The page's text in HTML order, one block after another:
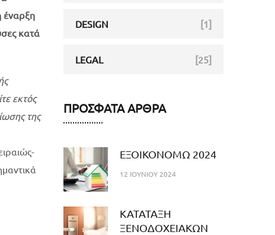
έναρξη
κατά
εκτός
της
DESIGN [1]
LEGAL [25]
ΠΡΌΣΦΑΤΑ ΆΡΘΡΑ
ΕΞΟΙΚΟΝΟΜΩ 2024
12 ΙΟΥΝΊΟΥ 2024
ΚΑΤΑΤΑΞΗ
ΞΕΝΟΔΟΧΕΙΑΚΩΝ